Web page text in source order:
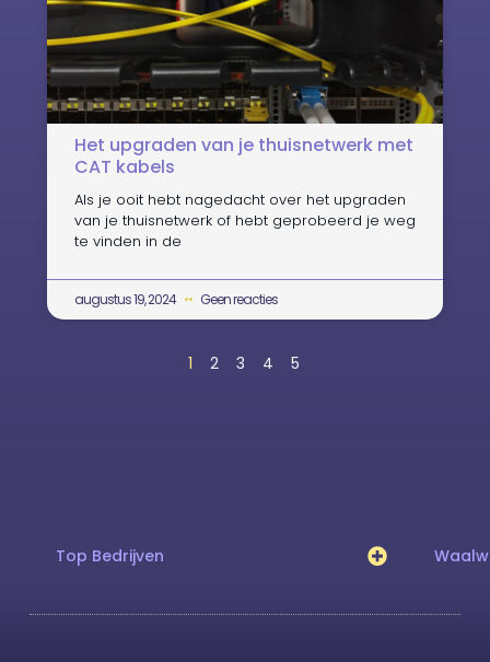
Het upgraden van je thuisnetwerk met
CAT kabels
Als je ooit hebt nagedacht over het upgraden
van je thuisnetwerk of hebt geprobeerd je weg
te vinden in de
augustus 19, 2024 Geen reacties
1 2 3 4 5
Top Bedrijven